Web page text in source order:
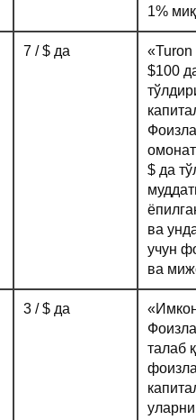
1%
7 / $ да
«Turon
$100
омонат
$ да
ва
учун
ва
3 / $ да
талаб